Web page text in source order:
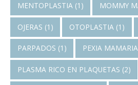
MENTOPLASTIA(1) MOMMY
OJERAS (1) OTOPLASTIA (1)
PARPADOS (1) PEXIA MAMARIA
PLASMA RICO EN PLAQUETAS (2)